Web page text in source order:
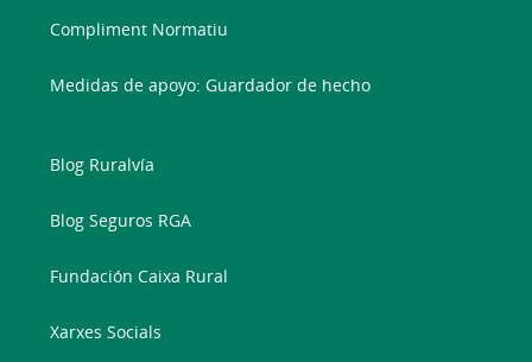
Compliment Normatiu
Medidas de apoyo: Guardador de hecho
Blog Ruralvía
Blog Seguros RGA
Fundación Caixa Rural
Xarxes Socials